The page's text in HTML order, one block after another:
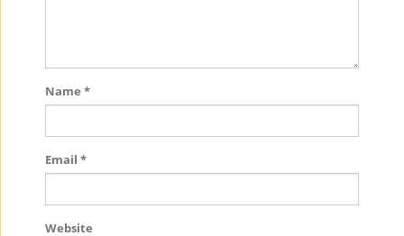
Name *
Email *
Website